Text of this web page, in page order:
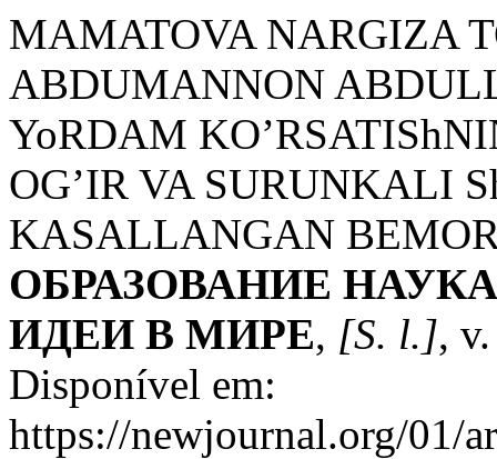
MAMATOVA NARGIZA
ABDUMANNON
YoRDAM
OG’IR VA SURUNKALI
KASALLANGAN
ОБРАЗОВАНИЕ
ИДЕИ В МИРЕ, [S. l.],
Disponível em:
https://newjournal.org/01/